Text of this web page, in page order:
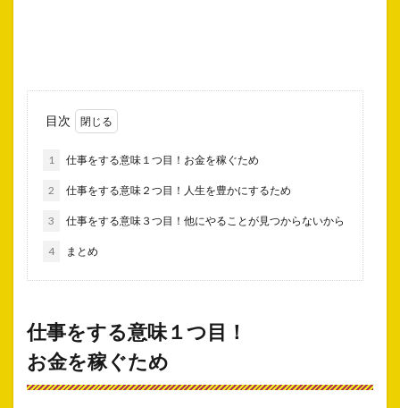
目次
1 仕事をする意味１つ目！お金を稼ぐため
2 仕事をする意味２つ目！人生を豊かにするため
3 仕事をする意味３つ目！他にやることが見つからないから
4 まとめ
仕事をする意味１つ目！
お金を稼ぐため